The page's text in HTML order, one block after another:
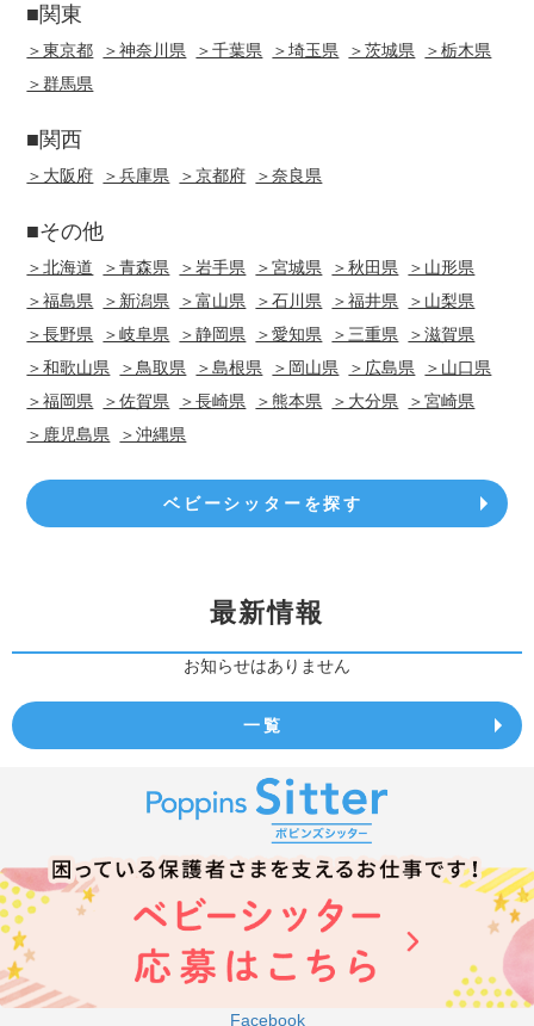
■関東
＞東京都 ＞神奈川県 ＞千葉県 ＞埼玉県 ＞茨城県
＞栃木県
＞群馬県
■関西
＞大阪府 ＞兵庫県 ＞京都府 ＞奈良県
■その他
＞北海道 ＞青森県 ＞岩手県 ＞宮城県 ＞秋田県
＞山形県
＞福島県
＞新潟県 ＞富山県 ＞石川県 ＞福井県
＞山梨県
＞長野県
＞岐阜県 ＞静岡県 ＞愛知県 ＞三重県
＞滋賀県
＞和歌山県
＞鳥取県 ＞島根県 ＞岡山県 ＞広島県
＞山口県
＞福岡県
＞佐賀県 ＞長崎県 ＞熊本県 ＞大分県
＞宮崎県
＞鹿児島県
＞沖縄県
ベビーシッターを探す
最新情報
お知らせはありません
一覧
Facebook